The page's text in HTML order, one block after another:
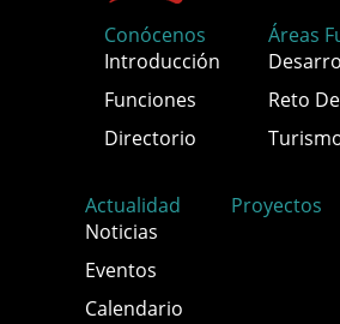
Conócenos
Introducción
Funciones
Directorio
Áreas
Reto
Actualidad
Noticias
Eventos
Calendario
Proyectos